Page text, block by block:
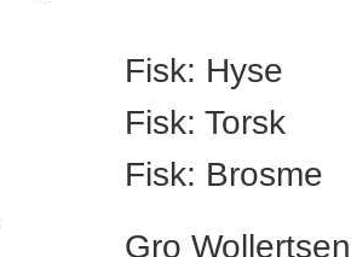
Fisk: Hyse
Fisk: Torsk
Fisk: Brosme
Gro